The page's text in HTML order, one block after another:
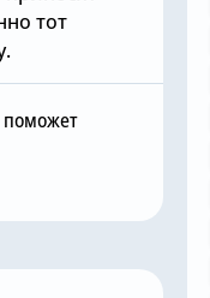
тот
поможет
05:26
успешно
трансферное окно